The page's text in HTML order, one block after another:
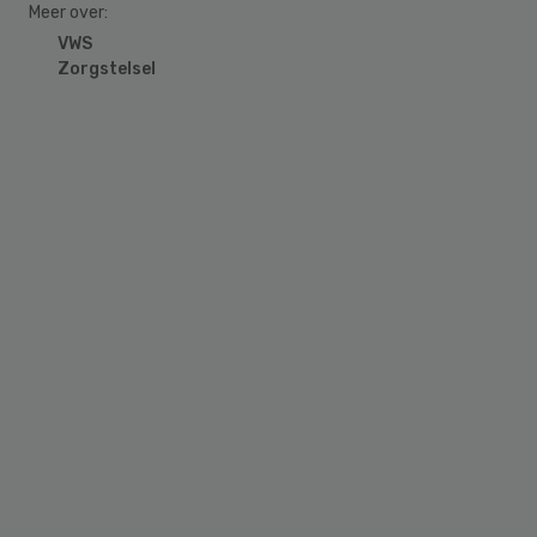
Meer over:
VWS
Zorgstelsel